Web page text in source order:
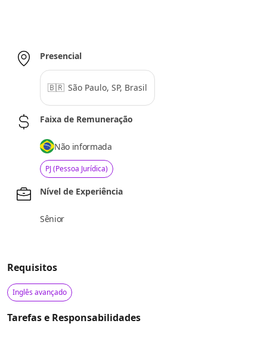
Presencial
🇧🇷 São Paulo, SP, Brasil
Faixa de Remuneração
Não informada
PJ (Pessoa Jurídica)
Nível de Experiência
Sênior
Requisitos
Inglês avançado
Tarefas e Responsabilidades